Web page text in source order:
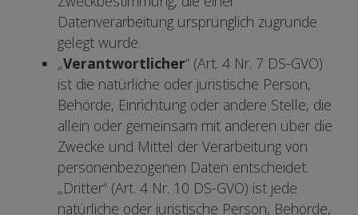
Datenverarbeitung ursprünglich zugrunde
gelegt wurde.
„Verantwortlicher“ (Art. 4 Nr. 7 DS-GVO)
ist die natürliche oder juristische Person,
Behörde, Einrichtung oder andere Stelle, die
allein oder gemeinsam mit anderen über die
Zwecke und Mittel der Verarbeitung von
personenbezogenen Daten entscheidet.
„Dritter“ (Art. 4 Nr. 10 DS-GVO) ist jede
natürliche oder juristische Person, Behörde,